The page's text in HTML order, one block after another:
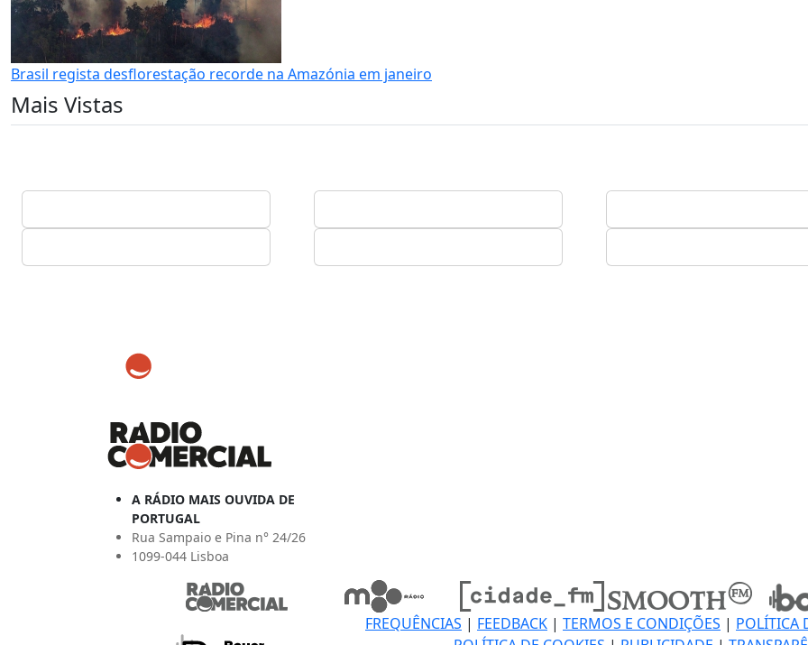
Brasil regista desflorestação recorde na Amazónia em janeiro
Mais Vistas
A RÁDIO MAIS OUVIDA DE
PORTUGAL
Rua Sampaio e Pina n° 24/26
1099-044 Lisboa
FREQUÊNCIAS | FEEDBACK | TERMOS E CONDIÇÕES | POLÍTICA